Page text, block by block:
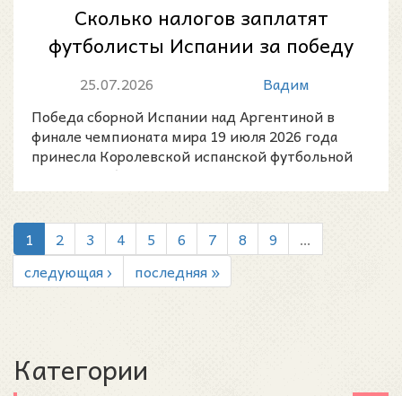
Сколько налогов заплатят
футболисты Испании за победу
на ЧМ-2026: расчёт США и
25.07.2026
Вадим
Победа сборной Испании над Аргентиной в
финале чемпионата мира 19 июля 2026 года
принесла Королевской испанской футбольной
федерации (Real Feder
1 2 3 4 5 6 7 8 9
…
следующая ›
последняя »
Категории